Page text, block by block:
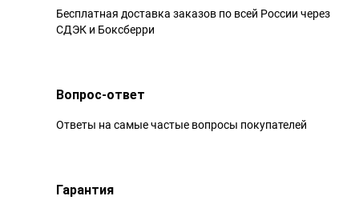
Бесплатная доставка заказов по всей России через
СДЭК и Боксберри
Вопрос-ответ
Ответы на самые частые вопросы покупателей
Гарантия